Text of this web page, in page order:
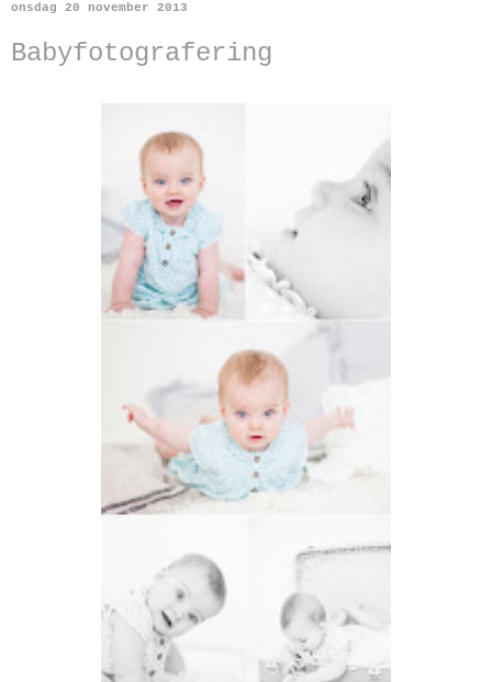
onsdag 20 november 2013
Babyfotografering